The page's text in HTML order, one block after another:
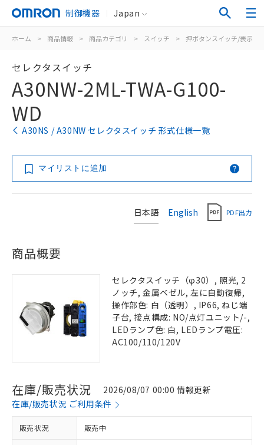
制御機器 Japan
ホーム > 商品情報 > 商品カテゴリ > スイッチ > 押ボタンスイッチ/表示灯
セレクタスイッチ
A30NW-2ML-TWA-G100-
WD
A30NS / A30NW セレクタスイッチ 形式仕様一覧
マイリストに追加
日本語 English PDF出力
商品概要
セレクタスイッチ（φ30）, 照光, 2
ノッチ, 金属ベゼル, 左に自動復帰,
操作部色: 白（透明）, IP66, ねじ端
子台, 接点構成: NO/点灯ユニット/-,
LEDランプ色: 白, LEDランプ電圧:
AC100/110/120V
在庫/販売状況
2026/08/07 00:00 情報更新
在庫/販売状況 ご利用条件
販売状況 販売中